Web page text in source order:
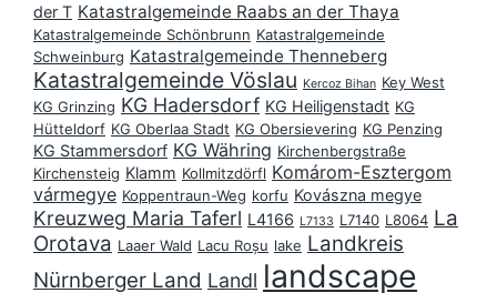
der T Katastralgemeinde Raabs an der Thaya
Katastralgemeinde Schönbrunn Katastralgemeinde
Schweinburg Katastralgemeinde Thenneberg
Katastralgemeinde Vöslau Kercoz Bihan Key West
KG Grinzing KG Hadersdorf KG Heiligenstadt KG
Hütteldorf KG Oberlaa Stadt KG Obersievering KG Penzing
KG Stammersdorf KG Währing Kirchenbergstraße
Kirchensteig Klamm Kollmitzdörfl Komárom-Esztergom
vármegye Koppentraun-Weg korfu Kovászna megye
Kreuzweg Maria Taferl L4166 L7133 L7140 L8064 La
Orotava Laaer Wald Lacu Roșu lake Landkreis
Nürnberger Land Landl landscape